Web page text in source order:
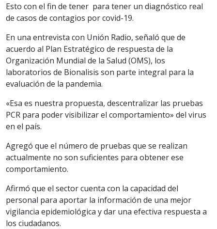
Esto con el fin de tener para tener un diagnóstico real
de casos de contagios por covid-19.
En una entrevista con Unión Radio, señaló que de
acuerdo al Plan Estratégico de respuesta de la
Organización Mundial de la Salud (OMS), los
laboratorios de Bionalisis son parte integral para la
evaluación de la pandemia.
«Esa es nuestra propuesta, descentralizar las pruebas
PCR para poder visibilizar el comportamiento» del virus
en el país.
Agregó que el número de pruebas que se realizan
actualmente no son suficientes para obtener ese
comportamiento.
Afirmó que el sector cuenta con la capacidad del
personal para aportar la información de una mejor
vigilancia epidemiológica y dar una efectiva respuesta a
los ciudadanos.